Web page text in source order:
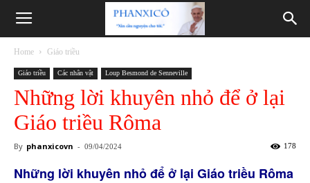
Phanxicô
Home Giáo triều
Giáo triều Các nhân vật Loup Besmond de Senneville
Những lời khuyên nhỏ để ở lại
Giáo triều Rôma
By phanxicovn - 09/04/2024 178
Những lời khuyên nhỏ để ở lại Giáo triều Rôma